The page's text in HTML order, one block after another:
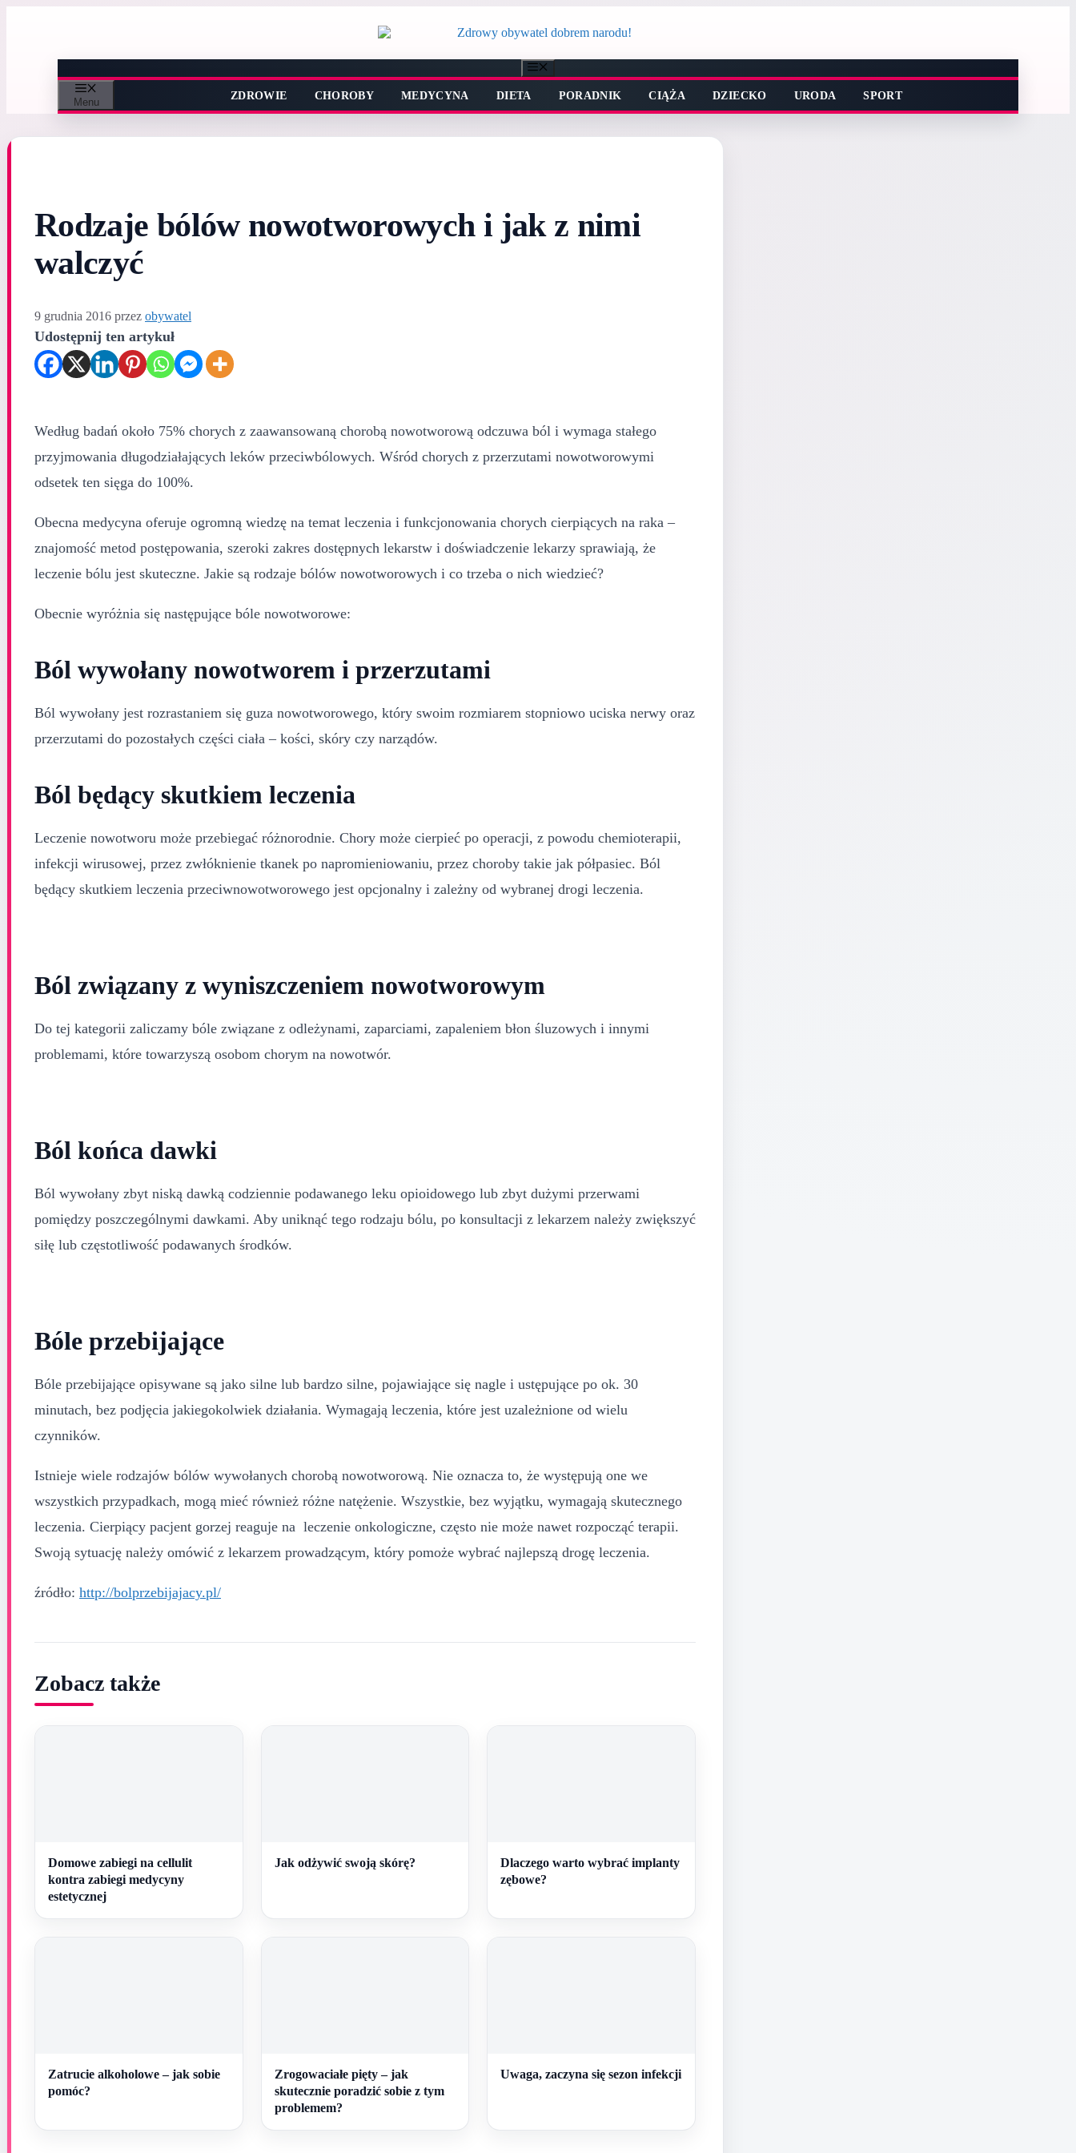
Menu
ZDROWIE CHOROBY MEDYCYNA DIETA PORADNIK CIĄŻA DZIECKO URODA SPORT
Rodzaje bólów nowotworowych i jak z nimi
walczyć
9 grudnia 2016 przez obywatel
Udostępnij ten artykuł
Według badań około 75% chorych z zaawansowaną chorobą nowotworową odczuwa ból i wymaga stałego
przyjmowania długodziałających leków przeciwbólowych. Wśród chorych z przerzutami nowotworowymi
odsetek ten sięga do 100%.
Obecna medycyna oferuje ogromną wiedzę na temat leczenia i funkcjonowania chorych cierpiących na raka –
znajomość metod postępowania, szeroki zakres dostępnych lekarstw i doświadczenie lekarzy sprawiają, że
leczenie bólu jest skuteczne. Jakie są rodzaje bólów nowotworowych i co trzeba o nich wiedzieć?
Obecnie wyróżnia się następujące bóle nowotworowe:
Ból wywołany nowotworem i przerzutami
Ból wywołany jest rozrastaniem się guza nowotworowego, który swoim rozmiarem stopniowo uciska nerwy oraz
przerzutami do pozostałych części ciała – kości, skóry czy narządów.
Ból będący skutkiem leczenia
Leczenie nowotworu może przebiegać różnorodnie. Chory może cierpieć po operacji, z powodu chemioterapii,
infekcji wirusowej, przez zwłóknienie tkanek po napromieniowaniu, przez choroby takie jak półpasiec. Ból
będący skutkiem leczenia przeciwnowotworowego jest opcjonalny i zależny od wybranej drogi leczenia.
Ból związany z wyniszczeniem nowotworowym
Do tej kategorii zaliczamy bóle związane z odleżynami, zaparciami, zapaleniem błon śluzowych i innymi
problemami, które towarzyszą osobom chorym na nowotwór.
Ból końca dawki
Ból wywołany zbyt niską dawką codziennie podawanego leku opioidowego lub zbyt dużymi przerwami
pomiędzy poszczególnymi dawkami. Aby uniknąć tego rodzaju bólu, po konsultacji z lekarzem należy zwiększyć
siłę lub częstotliwość podawanych środków.
Bóle przebijające
Bóle przebijające opisywane są jako silne lub bardzo silne, pojawiające się nagle i ustępujące po ok. 30
minutach, bez podjęcia jakiegokolwiek działania. Wymagają leczenia, które jest uzależnione od wielu
czynników.
Istnieje wiele rodzajów bólów wywołanych chorobą nowotworową. Nie oznacza to, że występują one we
wszystkich przypadkach, mogą mieć również różne natężenie. Wszystkie, bez wyjątku, wymagają skutecznego
leczenia. Cierpiący pacjent gorzej reaguje na leczenie onkologiczne, często nie może nawet rozpocząć terapii.
Swoją sytuację należy omówić z lekarzem prowadzącym, który pomoże wybrać najlepszą drogę leczenia.
źródło: http://bolprzebijajacy.pl/
Zobacz także
Domowe zabiegi na cellulit
kontra zabiegi medycyny
estetycznej
Jak odżywić swoją skórę?
Dlaczego warto wybrać implanty
zębowe?
Zatrucie alkoholowe – jak sobie
pomóc?
Zrogowaciałe pięty – jak
skutecznie poradzić sobie z tym
problemem?
Uwaga, zaczyna się sezon infekcji